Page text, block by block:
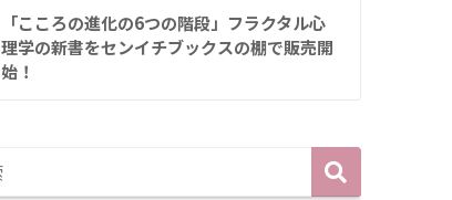
「こころの進化の6つの階段」フラクタル心
理学の新書をセンイチブックスの棚で販売開
始！